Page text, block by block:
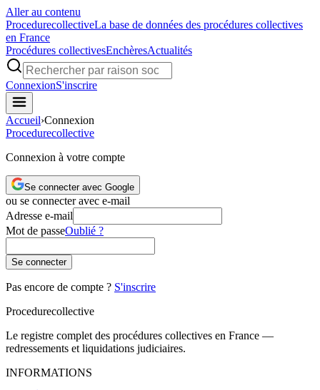
Aller au contenu
ProcedurecollectiveLa base de données des procédures collectives
en France
Procédures collectivesEnchèresActualités
ConnexionS'inscrire
Accueil›Connexion
Procedurecollective
Connexion à votre compte
Se connecter avec Google
ou se connecter avec e-mail
Adresse e-mail
Mot de passeOublié ?
Se connecter
Pas encore de compte ? S'inscrire
Procedurecollective
Le registre complet des procédures collectives en France —
redressements et liquidations judiciaires.
INFORMATIONS